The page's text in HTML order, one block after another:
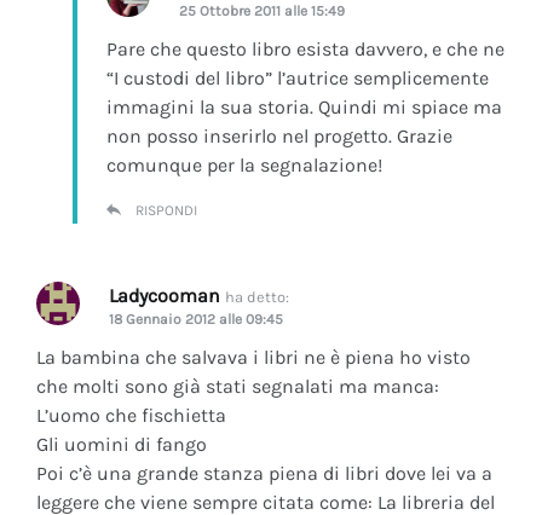
25 Ottobre 2011 alle 15:49
Pare che questo libro esista davvero, e che ne
“I custodi del libro” l’autrice semplicemente
immagini la sua storia. Quindi mi spiace ma
non posso inserirlo nel progetto. Grazie
comunque per la segnalazione!
RISPONDI
Ladycooman ha detto:
18 Gennaio 2012 alle 09:45
La bambina che salvava i libri ne è piena ho visto
che molti sono già stati segnalati ma manca:
L’uomo che fischietta
Gli uomini di fango
Poi c’è una grande stanza piena di libri dove lei va a
leggere che viene sempre citata come: La libreria del